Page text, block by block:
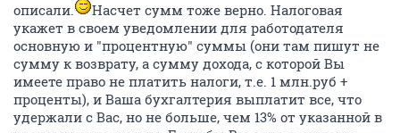
описали.
Насчет сумм тоже верно. Налоговая
укажет в своем уведомлении для работодателя
основную и "процентную" суммы (они там пишут не
сумму к возврату, а сумму дохода, с которой Вы
имеете право не платить налоги, т.е. 1 млн.руб +
проценты), и Ваша бухгалтерия выплатит все, что
удержали с Вас, но не больше, чем 13% от указанной в